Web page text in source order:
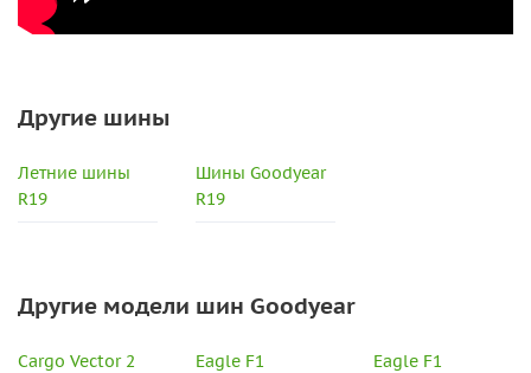
Другие шины
Летние шины
R19
Шины Goodyear
R19
Другие модели шин Goodyear
Cargo Vector 2
Eagle F1
Eagle F1